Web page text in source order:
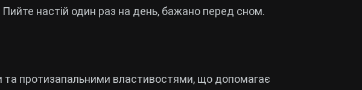
Пийте настій один раз на день, бажано перед сном.
та протизапальними властивостями, що допомагає